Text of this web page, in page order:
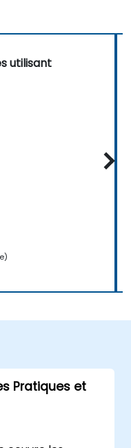
utilisant
Pratiques et